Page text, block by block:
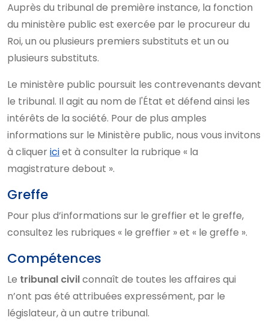
Auprès du tribunal de première instance, la fonction
du ministère public est exercée par le procureur du
Roi, un ou plusieurs premiers substituts et un ou
plusieurs substituts.
Le ministère public poursuit les contrevenants devant
le tribunal. Il agit au nom de l'État et défend ainsi les
intérêts de la société. Pour de plus amples
informations sur le Ministère public, nous vous invitons
à cliquericiet à consulter la rubrique « la
magistrature debout ».
Greffe
Pour plus d’informations sur le greffier et le greffe,
consultez les rubriques « le greffier » et « le greffe ».
Compétences
Le tribunal civilconnaît de toutes les affaires qui
n’ont pas été attribuées expressément, par le
législateur, à un autre tribunal.